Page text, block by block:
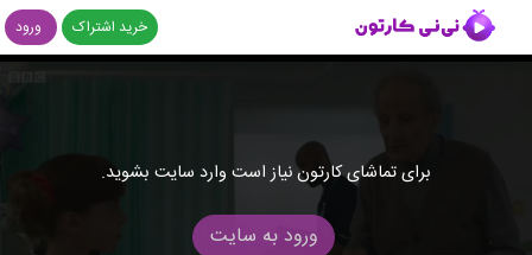
خرید اشتراک ورود
برای تماشای کارتون نیاز است وارد سایت بشوید.
ورود به سایت